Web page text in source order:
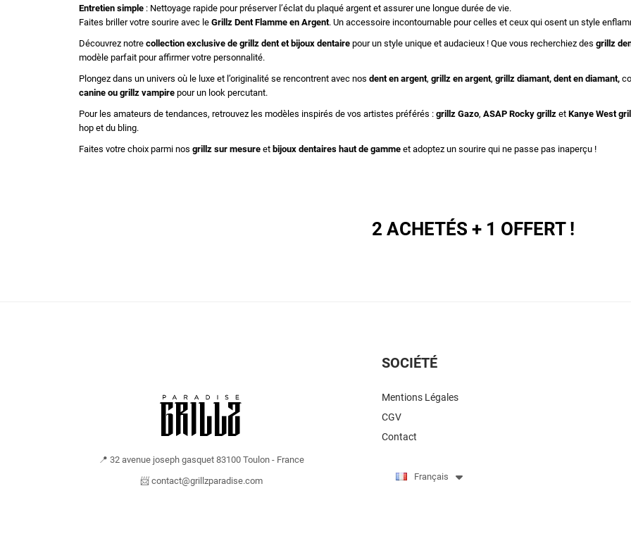
Entretien simple : Nettoyage rapide pour préserver l’éclat du plaqué argent et assurer une longue durée de vie.
Faites briller votre sourire avec le Grillz Dent Flamme en Argent. Un accessoire incontournable pour celles et ceux qui osent un style
Découvrez notre collection exclusive de grillz dent et bijoux dentaire pour un style unique et audacieux ! Que vous recherchiez des grillz
modèle parfait pour affirmer votre personnalité.
Plongez dans un univers où le luxe et l’originalité se rencontrent avec nos dent en argent, grillz en argent, grillz diamant, dent en diamant,
canine ou grillz vampire pour un look percutant.
Pour les amateurs de tendances, retrouvez les modèles inspirés de vos artistes préférés : grillz Gazo, ASAP Rocky grillz et Kanye West
hop et du bling.
Faites votre choix parmi nos grillz sur mesure et bijoux dentaires haut de gamme et adoptez un sourire qui ne passe pas inaperçu !
2 ACHETÉS + 1 OFFERT !
📍 32 avenue joseph gasquet 83100 Toulon - France
📨 contact@grillzparadise.com
SOCIÉTÉ
Mentions Légales
CGV
Contact
Français